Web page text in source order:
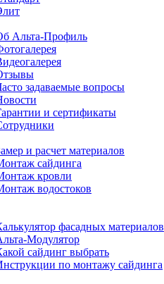
Альта-Профиль
задаваемые вопросы
и сертификаты
и расчет материалов
сайдинга
кровли
водостоков
фасадных материалов
Модулятор
сайдинг выбрать
по монтажу сайдинга